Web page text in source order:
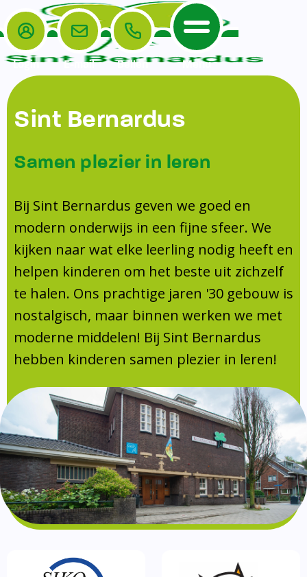
Home
De School
Veiligheidsplan
Onderwijs
Leerlingenraad
Leerlingenzorg
Doorstroomtoets
Jeugdprofessional op school
Centrum Jeugd en Gezin
Schoollogopedie
schoolondersteuningsprofiel
Schooltijden
Absentie
Vakanties
Aanmelden
Schoolgids
Gezonde school
Kinderopvang
BSO
Routebeschrijving
Privacy
Het Team
Ouders
Ouders
Tussenschoolse opvang
Activiteitencommissie (AC)
Medezeggenschapsraad (MR)
Formulieren
Klachtenregeling
Contact
Login E-mail Bellen Menu
Sint Bernardus
Samen plezier in leren
Bij Sint Bernardus geven we goed en
modern onderwijs in een fijne sfeer. We
kijken naar wat elke leerling nodig heeft en
helpen kinderen om het beste uit zichzelf
te halen. Ons prachtige jaren '30 gebouw is
nostalgisch, maar binnen werken we met
moderne middelen! Bij Sint Bernardus
hebben kinderen samen plezier in leren!